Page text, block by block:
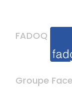
FADOQ
Groupe